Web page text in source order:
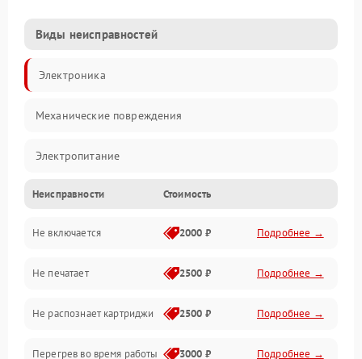
Виды неисправностей
Электроника
Механические повреждения
Электропитание
Работа системы
Механика
Оптика
Программное обеспечение
Неисправности Стоимость
Не включается 2000 ₽ Подробнее →
Не печатает 2500 ₽ Подробнее →
Не распознает картриджи 2500 ₽ Подробнее →
Перегрев во время работы 3000 ₽ Подробнее →